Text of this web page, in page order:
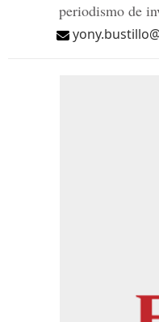
periodismo de